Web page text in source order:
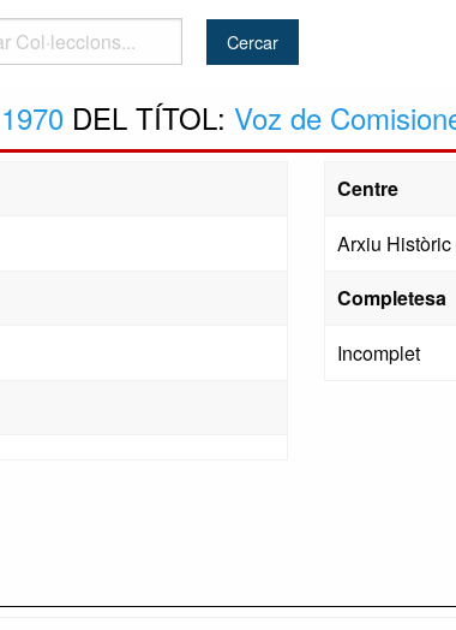
1970 DEL TÍTOL: Voz de
Centre
Arxiu
Completesa
Incomplet